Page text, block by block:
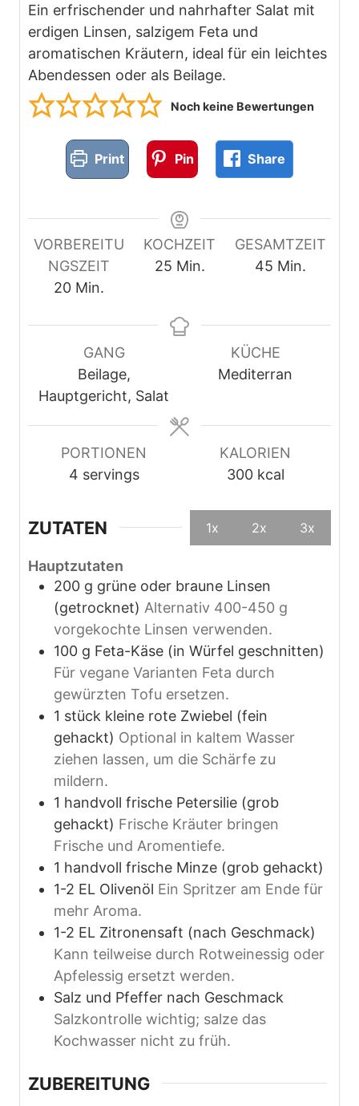
Ein erfrischender und nahrhafter Salat mit
erdigen Linsen, salzigem Feta und
aromatischen Kräutern, ideal für ein leichtes
Abendessen oder als Beilage.
Noch keine Bewertungen
Print Pin Share
VORBEREITU
NGSZEIT
20M
n
e
Min.
KOCHZEIT
25M
u
Min.
GESAMTZEIT
45 M
u
t
e
Min.
GANG
Beilage,
Hauptgericht, Salat
KÜCHE
Mediterran
PORTIONEN
4 servings
KALORIEN
300 kcal
ZUTATEN 1x 2x 3x
Hauptzutaten
200 g grüne oder braune Linsen
(getrocknet) Alternativ 400-450 g
vorgekochte Linsen verwenden.
100 g Feta-Käse (in Würfel geschnitten)
Für vegane Varianten Feta durch
gewürzten Tofu ersetzen.
1 stück kleine rote Zwiebel (fein
gehackt) Optional in kaltem Wasser
ziehen lassen, um die Schärfe zu
mildern.
1 handvoll frische Petersilie (grob
gehackt) Frische Kräuter bringen
Frische und Aromentiefe.
1 handvoll frische Minze (grob gehackt)
1-2 EL Olivenöl Ein Spritzer am Ende für
mehr Aroma.
1-2 EL Zitronensaft (nach Geschmack)
Kann teilweise durch Rotweinessig oder
Apfelessig ersetzt werden.
Salz und Pfeffer nach Geschmack
Salzkontrolle wichtig; salze das
Kochwasser nicht zu früh.
ZUBEREITUNG